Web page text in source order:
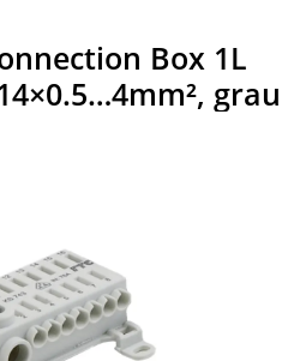
Box 1L
grau